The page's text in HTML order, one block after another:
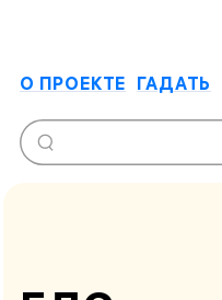
О ПРОЕКТЕ ГАДАТЬ